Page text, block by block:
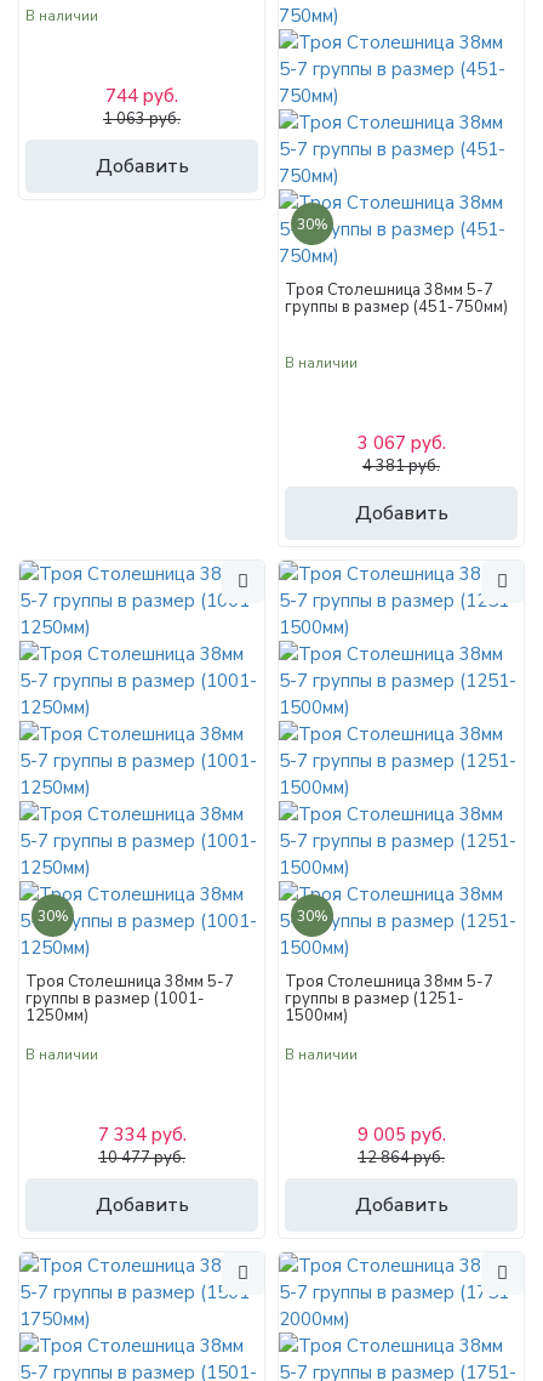
В наличии
Добавить
744 руб.
1 063 руб.
30%
Троя Столешница 38мм 5-7
группы в размер (451-750мм)
В наличии
Добавить
3 067 руб.
4 381 руб.
30%
Троя Столешница 38мм 5-7
группы в размер (1001-
1250мм)
В наличии
Добавить
7 334 руб.
10 477 руб.
30%
Троя Столешница 38мм 5-7
группы в размер (1251-
1500мм)
В наличии
Добавить
9 005 руб.
12 864 руб.